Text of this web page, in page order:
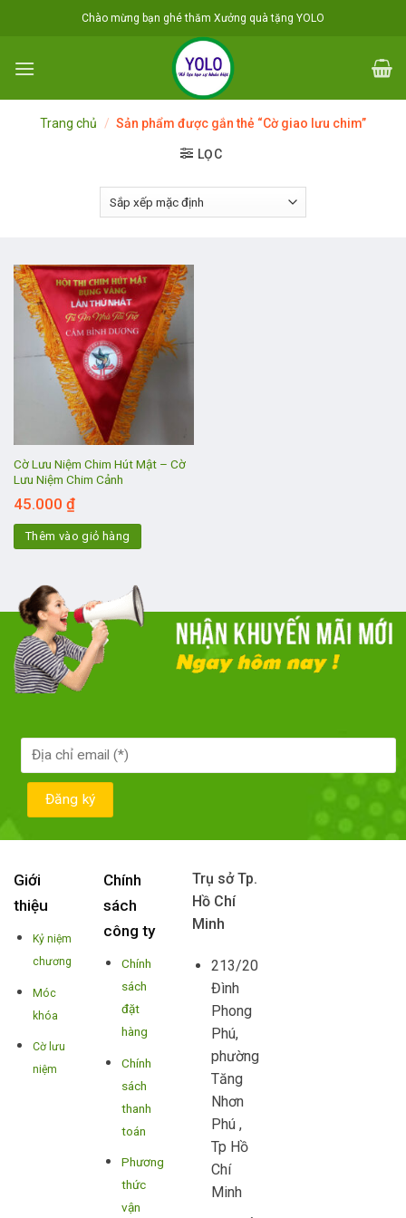
Chào mừng bạn ghé thăm Xưởng quà tặng YOLO
Trang chủ / Sản phẩm được gắn thẻ “Cờ giao lưu chim”
LỌC
Cờ Lưu Niệm Chim Hút Mật – Cờ
Lưu Niệm Chim Cảnh
45.000 ₫
Thêm vào giỏ hàng
Giới
thiệu
Kỷ niệm
chương
Móc
khóa
Cờ lưu
niệm
Chính
sách
công ty
Chính
sách
đặt
hàng
Chính
sách
thanh
toán
Phương
thức
vận
Trụ sở Tp.
Hồ Chí
Minh
213/20
Đình
Phong
Phú,
phường
Tăng
Nhơn
Phú ,
Tp Hồ
Chí
Minh